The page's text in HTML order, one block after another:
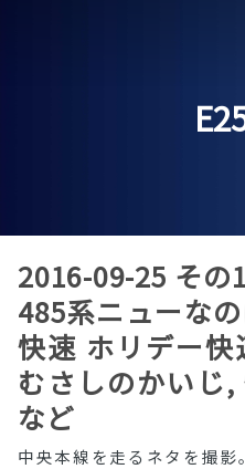
2016-09-25 その
485系ニューな
快速 ホリデー
むさしのかいじ
など
中央本線を走るネタを撮影